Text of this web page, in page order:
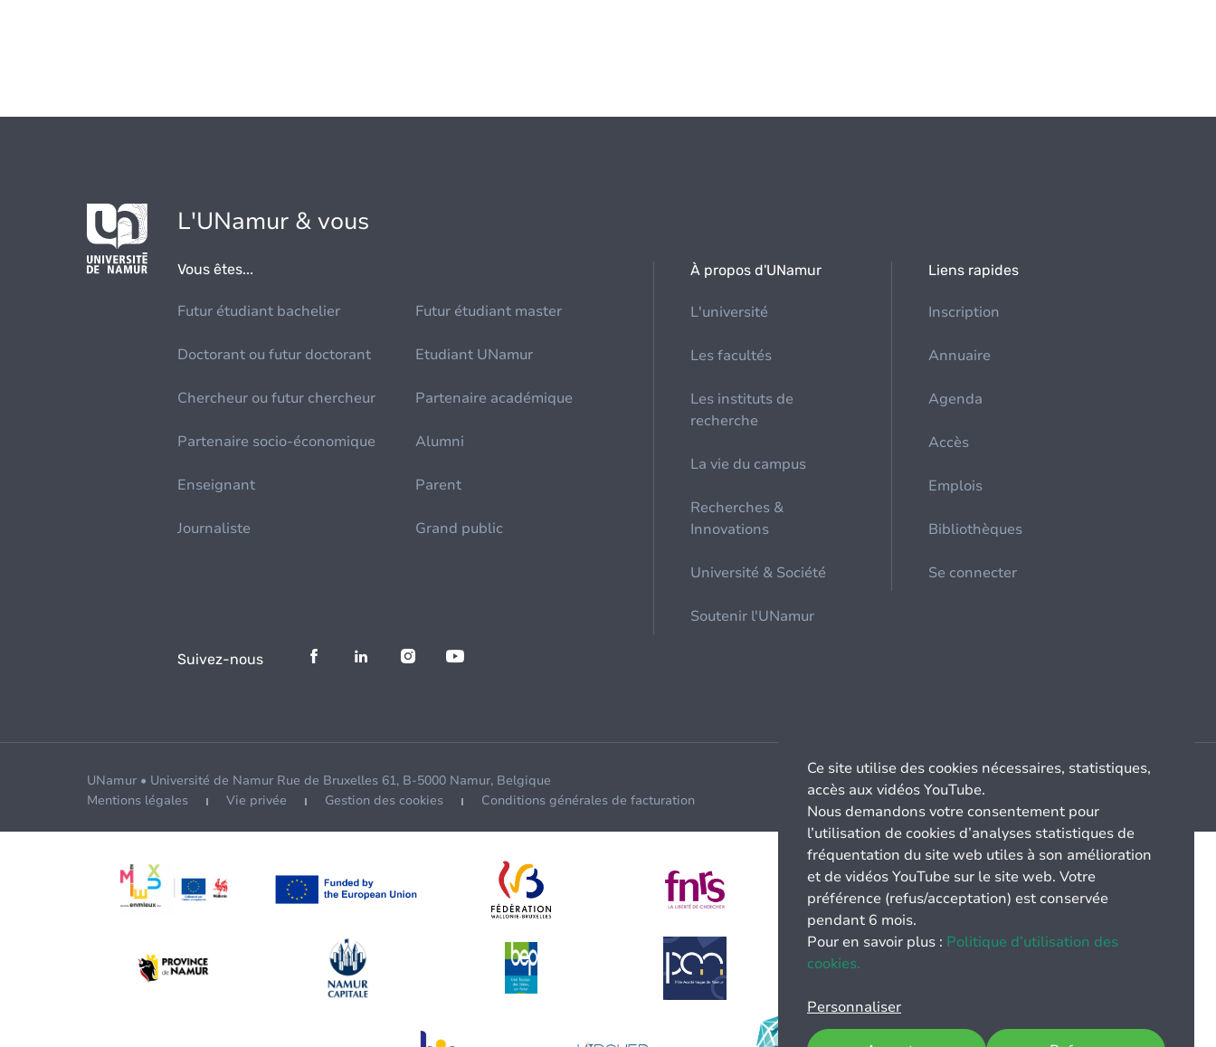
L'UNamur & vous
Vous êtes...
Futur étudiant bachelier Futur étudiant master
Doctorant ou futur doctorant Etudiant UNamur
Chercheur ou futur chercheur Partenaire académique
Partenaire socio-économique Alumni
Enseignant Parent
Journaliste Grand public
À propos d'UNamur
L'université
Les facultés
Les instituts de
recherche
La vie du campus
Recherches &
Innovations
Université & Société
Soutenir l'UNamur
Liens rapides
Inscription
Annuaire
Agenda
Accès
Emplois
Bibliothèques
Se connecter
Suivez-nous
UNamur • Université de Namur Rue de Bruxelles 61, B-5000 Namur, Belgique
Mentions légales
Vie privée Gestion des cookies Conditions générales de facturation
Ce site utilise des cookies nécessaires, statistiques,
accès aux vidéos YouTube.
Nous demandons votre consentement pour
l’utilisation de cookies d’analyses statistiques de
fréquentation du site web utiles à son amélioration
et de vidéos YouTube sur le site web. Votre
préférence (refus/acceptation) est conservée
pendant 6 mois.
Pour en savoir plus : Politique d’utilisation des
cookies.
Personnaliser